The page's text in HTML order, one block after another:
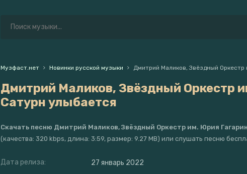
Музфаст.нет Новинки русской музыки Дмитрий Маликов, Звёздный
Дмитрий Маликов, Звёздный Оркестр
Сатурн улыбается
Скачать песню Дмитрий Маликов, Звёздный Оркестр им. Юрия
(качества: 320 kbps, длина: 3:59, размер: 9.27 MB) или слушать песню
Дата релиза:
27 январь 2022